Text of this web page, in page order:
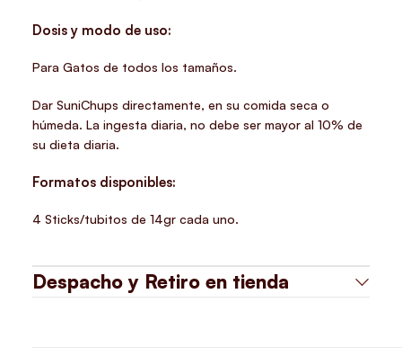
Dosis y modo de uso:
Para Gatos de todos los tamaños.
Dar SuniChups directamente, en su comida seca o
húmeda. La ingesta diaria, no debe ser mayor al 10% de
su dieta diaria.
Formatos disponibles:
4 Sticks/tubitos de 14gr cada uno.
Despacho y Retiro en tienda